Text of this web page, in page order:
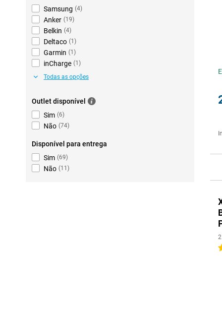
Samsung (4)
Anker (19)
Belkin (4)
Deltaco (1 )
Garmin (1 )
inCharge (1 )
Todas as opções
Outlet disponível
Sim (6)
Não (74)
Disponível para entrega
Sim (69)
Não (11 )